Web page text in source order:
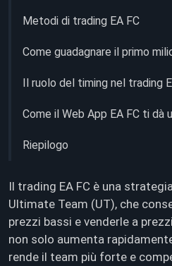
Metodi di trading EA FC
Come guadagnare il primo
Il ruolo del timing nel trading
Come il Web App EA FC ti dà
Riepilogo
Il trading EA FC è una
Ultimate Team (UT), che
prezzi bassi e venderle a
non solo aumenta
rende il team più forte e